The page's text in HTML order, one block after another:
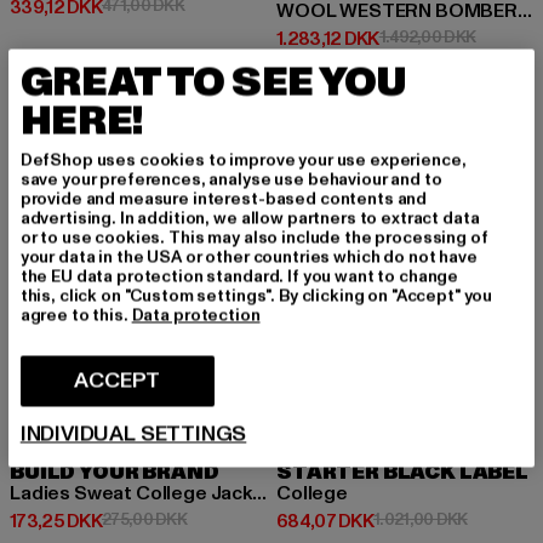
339,12 DKK
Nuværende pris: 339,12 DKK
471,00 DKK
WOOL WESTERN BOMBER JACKET
1.283,12 DKK
Nuværende pris: 1.283,12 DKK
1.492,00 DKK
NY -37%
BUILD YOUR BRAND
Ladies Sweat College Jacket
173,25 DKK
Nuværende pris: 173,25 DKK
275,00 DKKKampagnepris: 275,00 DKK
STARTER BLACK LABEL
College
684,07 DKK
Nuværende pris: 684,07 DKK
1.021,00 DKK
GREAT TO SEE YOU
HERE!
DefShop uses cookies to improve your use experience,
save your preferences, analyse use behaviour and to
provide and measure interest-based contents and
advertising. In addition, we allow partners to extract data
or to use cookies. This may also include the processing of
your data in the USA or other countries which do not have
the EU data protection standard. If you want to change
this, click on "Custom settings". By clicking on "Accept" you
agree to this. Data protection
ACCEPT
INDIVIDUAL SETTINGS